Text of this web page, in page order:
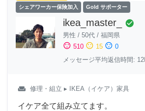
シェアワーカー保険加入 Gold サポーター
ikea_master_ check_circle
男性 / 50代 / 福岡県
sentiment_satisfied 510 sentiment_neutral 15 sentiment_dissatisfied 0
メッセージ平均返信時間:
weekend 修理・組立 ▸ IKEA（イケア）家具
イケア全て組み立てます。